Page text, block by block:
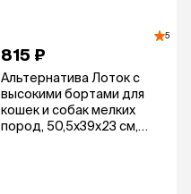
5
815 ₽
Альтернатива Лоток с
высокими бортами для
кошек и собак мелких
пород, 50,5x39x23 см,